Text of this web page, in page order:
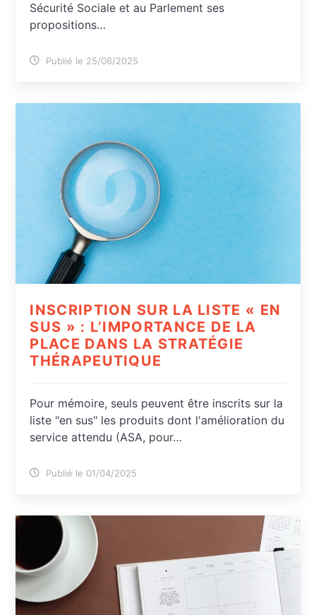
Sécurité Sociale et au Parlement ses
propositions…
Publié le 25/06/2025
INSCRIPTION SUR LA LISTE « EN
SUS » : L’IMPORTANCE DE LA
PLACE DANS LA STRATÉGIE
THÉRAPEUTIQUE
Pour mémoire, seuls peuvent être inscrits sur la
liste "en sus" les produits dont l'amélioration du
service attendu (ASA, pour…
Publié le 01/04/2025